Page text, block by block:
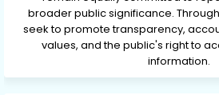
broader public significance.
seek to promote transparency,
values, and the public's right to
information.